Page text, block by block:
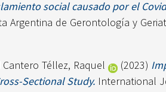
social causado por el
Argentina de Gerontología y
Cantero Téllez, Raquel (2023)
Sectional Study. International